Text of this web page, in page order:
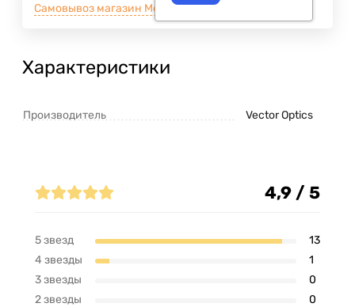
Самовывоз магазин Москва м.ВДНХ
Характеристики
Производитель Vector Optics
Отзывы (14)
4,9 / 5
5 звезд
13
4 звезды
1
3 звезды
0
2 звезды
0